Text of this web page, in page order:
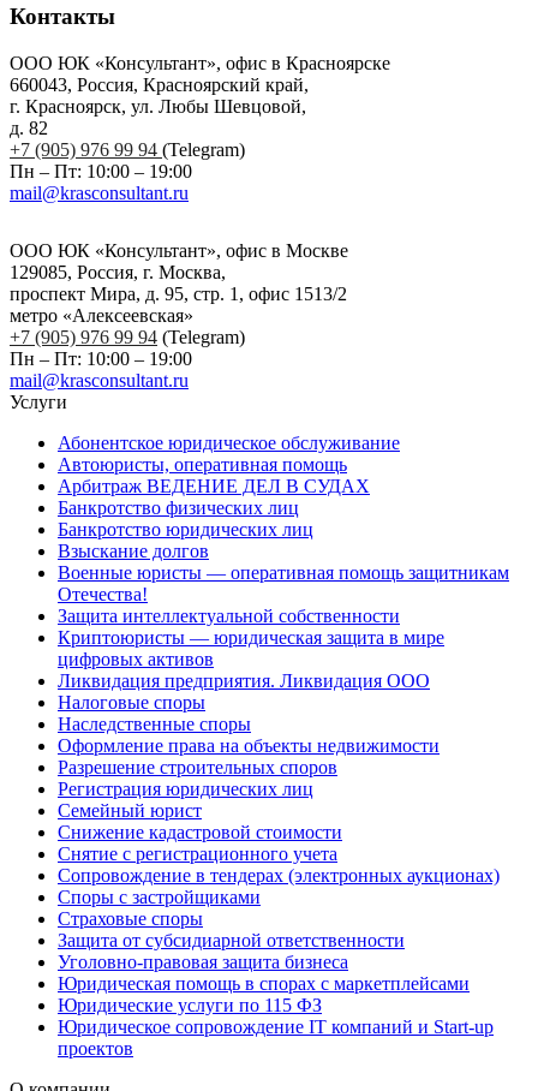
Контакты
ООО ЮК «Консультант», офис в Красноярске
660043, Россия, Красноярский край,
г. Красноярск, ул. Любы Шевцовой,
д. 82
+7 (905) 976 99 94 (Telegram)
Пн – Пт: 10:00 – 19:00
mail@krasconsultant.ru
ООО ЮК «Консультант», офис в Москве
129085, Россия, г. Москва,
проспект Мира, д. 95, стр. 1, офис 1513/2
метро «Алексеевская»
+7 (905) 976 99 94 (Telegram)
Пн – Пт: 10:00 – 19:00
mail@krasconsultant.ru
Услуги
Абонентское юридическое обслуживание
Автоюристы, оперативная помощь
Арбитраж ВЕДЕНИЕ ДЕЛ В СУДАХ
Банкротство физических лиц
Банкротство юридических лиц
Взыскание долгов
Военные юристы — оперативная помощь защитникам
Отечества!
Защита интеллектуальной собственности
Криптоюристы — юридическая защита в мире
цифровых активов
Ликвидация предприятия. Ликвидация ООО
Налоговые споры
Наследственные споры
Оформление права на объекты недвижимости
Разрешение строительных споров
Регистрация юридических лиц
Семейный юрист
Снижение кадастровой стоимости
Снятие с регистрационного учета
Сопровождение в тендерах (электронных аукционах)
Споры с застройщиками
Страховые споры
Защита от субсидиарной ответственности
Уголовно-правовая защита бизнеса
Юридическая помощь в спорах с маркетплейсами
Юридические услуги по 115 ФЗ
Юридическое сопровождение IT компаний и Start-up
проектов